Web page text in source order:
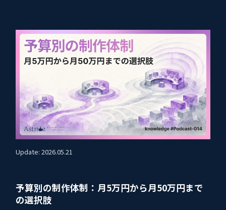
Update: 2026.05.21
予算別の制作体制：月5万円から月50万円まで
の選択肢